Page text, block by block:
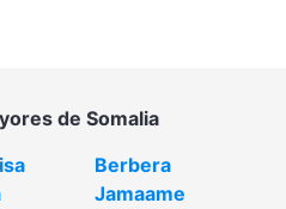
de Somalia
Berbera
Jamaame